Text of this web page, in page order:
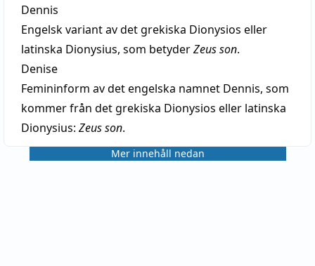
Dennis
Engelsk variant av det grekiska Dionysios eller
latinska Dionysius, som betyderZeus son.
Denise
Femininform av det engelska namnet Dennis, som
kommer från det grekiska Dionysios eller latinska
Dionysius: Zeus son.
Mer innehåll nedan